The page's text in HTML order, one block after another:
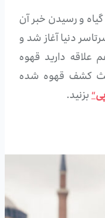
و رسیدن خبر آن
دنیا آغاز شد و
دارید قهوه
کشف قهوه شده
“بزنید.